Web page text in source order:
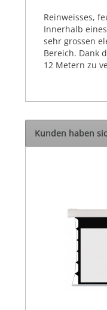
Reinweisses,
Innerhalb
sehr grossen
Bereich. Dank
12 Metern zu
Kunden haben